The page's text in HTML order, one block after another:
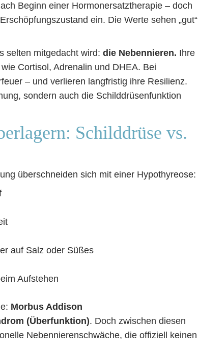
Beginn einer Hormonersatztherapie – doch
ein. Die Werte sehen „gut“
selten mitgedacht wird: die Nebennieren. Ihre
Cortisol, Adrenalin und DHEA. Bei
– und verlieren langfristig ihre Resilienz.
sondern auch die Schilddrüsenfunktion
Schilddrüse vs.
überschneiden sich mit einer Hypothyreose:
auf Salz oder Süßes
Aufstehen
Morbus Addison
(Überfunktion). Doch zwischen diesen
Nebennierenschwäche, die offiziell keinen